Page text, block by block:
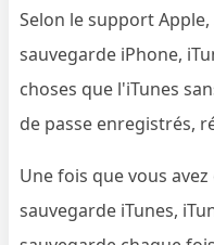
Selon le support
sauvegarde iPhone,
choses que l'iTunes
de passe enregistrés,
Une fois que vous
sauvegarde iTunes,